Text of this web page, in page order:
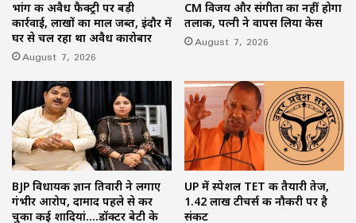
भांग की अवैध फैक्ट्री पर बड़ी
कार्रवाई, लाखों का माल जब्त, इंदौर में
घर से चल रहा था अवैध कारोबार
August 7, 2026
CM विजय और संगीता का नहीं होगा
तलाक, पत्नी ने वापस लिया केस
August 7, 2026
BJP विधायक ज्ञान तिवारी ने लगाए
गंभीर आरोप, दामाद पहले से कर
चुका कई शादियां….डॉक्टर बेटी के
UP में स्पेशल TET की तैयारी तेज,
1.42 लाख टीचर्स की नौकरी पर है
संकट